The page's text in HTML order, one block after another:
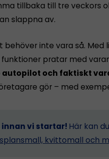
tillbaka till tre veckors
slappna av.
behöver inte vara så.
pratar med
och faktiskt
gör – med
innan vi startar! Här kan du
kvittomall och